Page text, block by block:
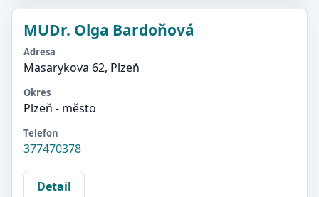
MUDr. Olga Bardoňová
Adresa
Masarykova 62, Plzeň
Okres
Plzeň - město
Telefon
377470378
Detail